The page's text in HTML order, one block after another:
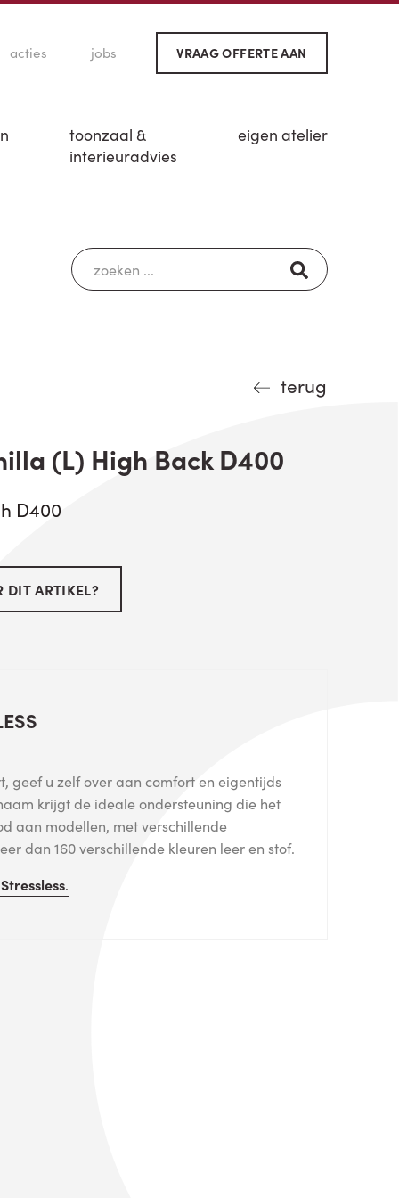
acties jobs VRAAG OFFERTE AAN
toonzaal &
interieuradvies
eigen atelier
terug
(L) High Back D400
D400
DIT ARTIKEL?
geef u zelf over aan comfort en eigentijds
krijgt de ideale ondersteuning die het
aan modellen, met verschillende
dan 160 verschillende kleuren leer en stof.
Stressless.